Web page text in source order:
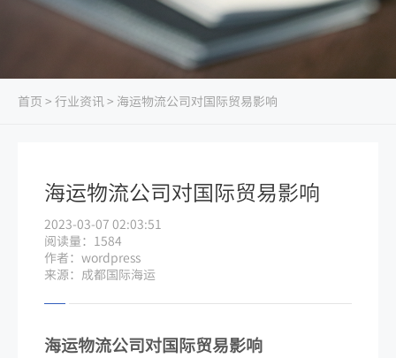
首页 > 行业资讯> 海运物流公司对国际贸易影响
海运物流公司对国际贸易影响
2023-03-07 02:03:51
阅读量：1584
作者：wordpress
来源：成都国际海运
海运物流公司对国际贸易影响